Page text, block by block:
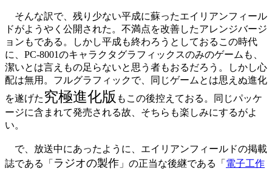
そんな訳で、残り少ない平成に蘇ったエイリアンフィール
ドがようやく公開された。不満点を改善したアレンジバージ
ョンもである。しかし平成も終わろうとしておるこの時代
に、PC-8001のキャラクタグラフィックスのみのゲームも、
潔いとは言えもの足らないと思う者もおるだろう。しかし心
配は無用。フルグラフィックで、同じゲームとは思えぬ進化
を遂げた 究極進化版 もこの後控えておる。同じパッケ
ージに含まれて発売される故、そちらも楽しみにするがよ
い。
で、放送中にあったように、エイリアンフィールドの掲載
誌である「 ラジオの製作 」の正当な後継である「 電子工作